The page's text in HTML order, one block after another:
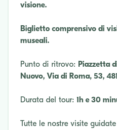
visione.
Biglietto comprensivo di
museali.
Punto di ritrovo: Piazzetta
Nuovo, Via di Roma, 53,
Durata del tour: 1h e 30
Tutte le nostre visite